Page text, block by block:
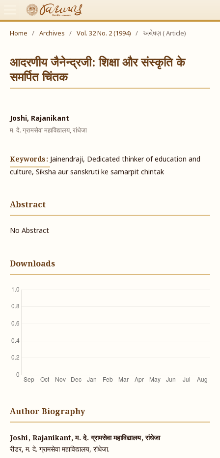
Home / Archives / Vol. 32 No. 2 (1994) / અન્વેષણ ( Article)
आदरणीय जैनेन्द्रजी: शिक्षा और संस्कृति के
समर्पित चिंतक
Joshi, Rajanikant
म. दे. ग्रामसेवा महाविद्यालय, रांधेजा
Keywords: Jainendraji, Dedicated thinker of education and
culture, Siksha aur sanskruti ke samarpit chintak
Abstract
No Abstract
Downloads
Author Biography
Joshi, Rajanikant, म. दे. ग्रामसेवा महाविद्यालय, रांधेजा
रीडर, म. दे. ग्रामसेवा महाविद्यालय, रांधेजा.